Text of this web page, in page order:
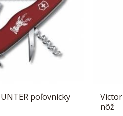
poľovnícky
nôž